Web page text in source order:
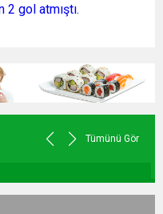
2 gol atmıştı.
Tümünü Gör